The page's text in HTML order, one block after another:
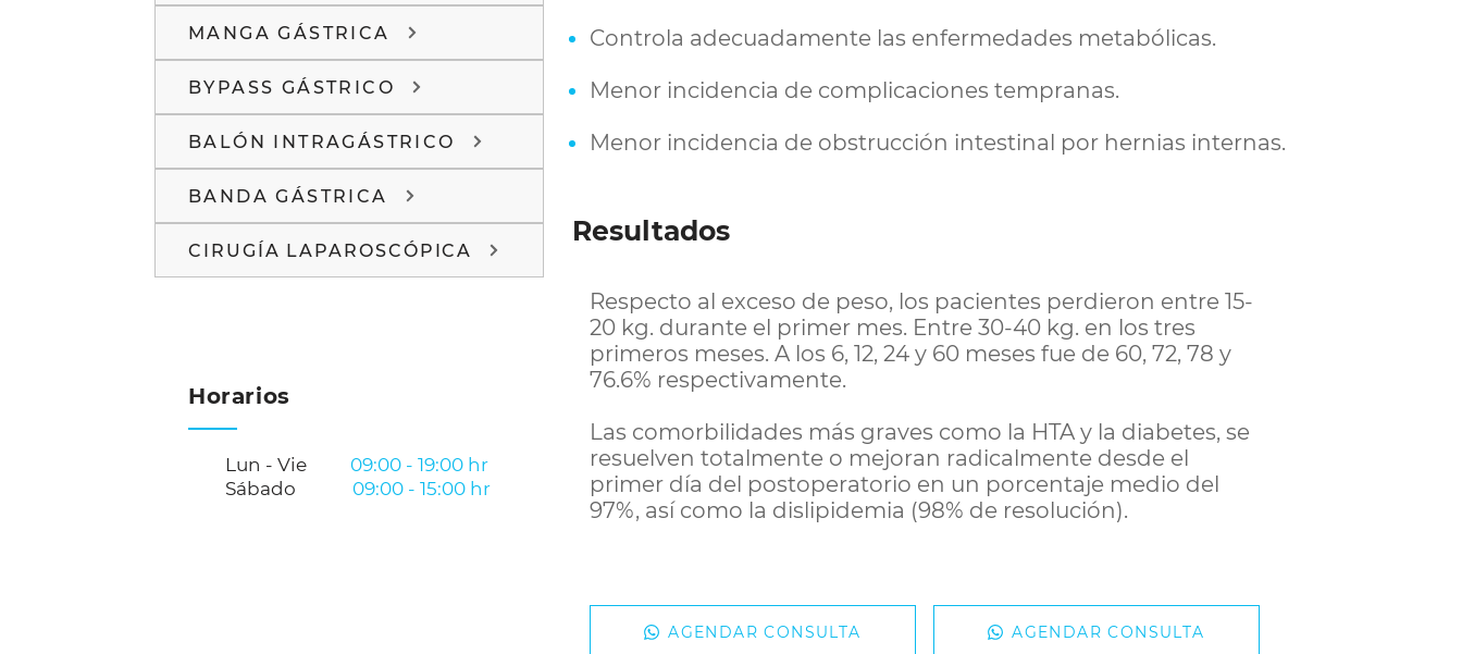
MANGA GÁSTRICA
BYPASS GÁSTRICO
BALÓN INTRAGÁSTRICO
BANDA GÁSTRICA
CIRUGÍA LAPAROSCÓPICA
Horarios
Lun - Vie 09:00 - 19:00 hr
Sábado 09:00 - 15:00 hr
Controla adecuadamente las enfermedades metabólicas.
Menor incidencia de complicaciones tempranas.
Menor incidencia de obstrucción intestinal por hernias internas.
Resultados
Respecto al exceso de peso, los pacientes perdieron entre 15-
20 kg. durante el primer mes. Entre 30-40 kg. en los tres
primeros meses. A los 6, 12, 24 y 60 meses fue de 60, 72, 78 y
76.6% respectivamente.
Las comorbilidades más graves como la HTA y la diabetes, se
resuelven totalmente o mejoran radicalmente desde el
primer día del postoperatorio en un porcentaje medio del
97%, así como la dislipidemia (98% de resolución).
AGENDAR CONSULTA AGENDAR CONSULTA